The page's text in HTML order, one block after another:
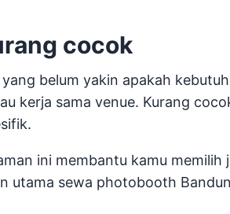
cocok
belum yakin apakah
kerja sama venue. Kurang
ini membantu kamu memilih
utama sewa photobooth